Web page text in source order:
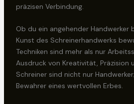
präzisen Verbindung.
Ob du ein angehender Handwerker
Kunst des Schreinerhandwerks
Techniken sind mehr als nur
Ausdruck von Kreativität, Präzision
Schreiner sind nicht nur
Bewahrer eines wertvollen Erbes.